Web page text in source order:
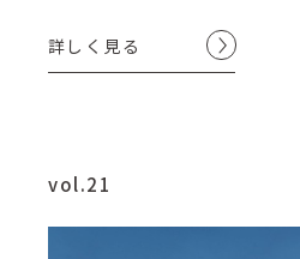
詳しく見る
vol.21